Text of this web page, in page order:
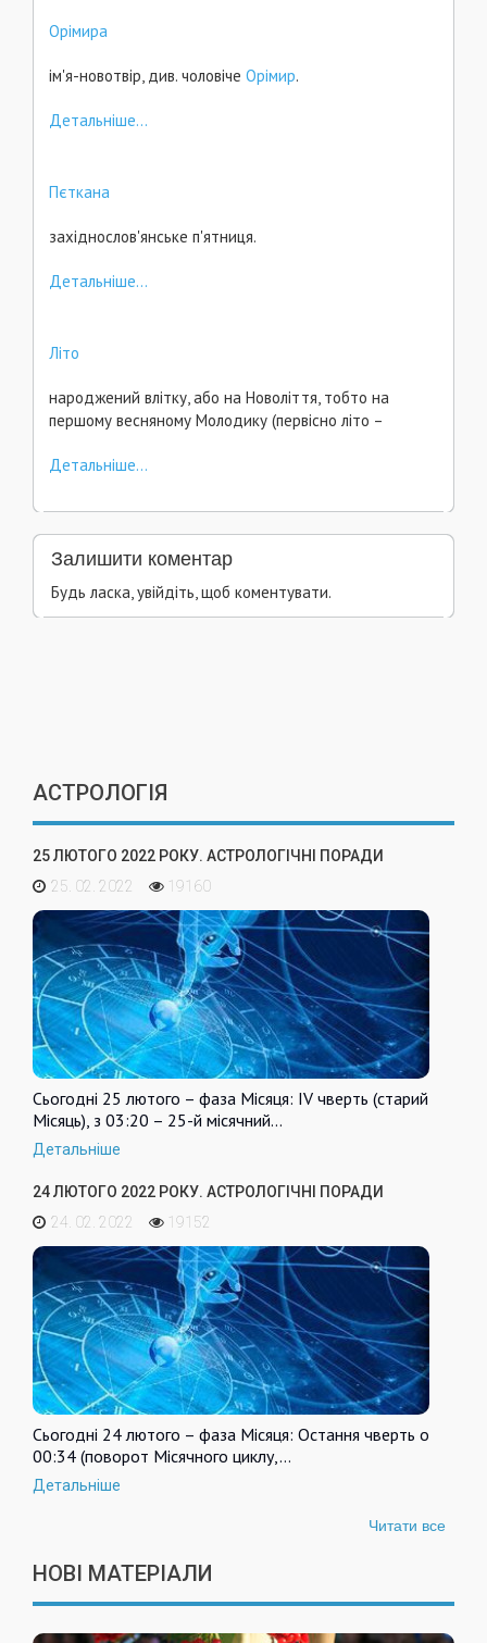
Орімира
ім'я-новотвір, див. чоловіче Орімир.
Детальніше...
Пєткана
західнослов'янське п'ятниця.
Детальніше...
Літо
народжений влітку, або на Новоліття, тобто на
першому весняному Молодику (первісно літо –
Детальніше...
Залишити коментар
Будь ласка, увійдіть, щоб коментувати.
АСТРОЛОГІЯ
25 ЛЮТОГО 2022 РОКУ. АСТРОЛОГІЧНІ ПОРАДИ
25. 02. 2022
19160
Сьогодні 25 лютого – фаза Місяця: IV чверть (старий
Місяць), з 03:20 – 25-й місячний…
Детальніше
24 ЛЮТОГО 2022 РОКУ. АСТРОЛОГІЧНІ ПОРАДИ
24. 02. 2022
19152
Сьогодні 24 лютого – фаза Місяця: Остання чверть о
00:34 (поворот Місячного циклу,…
Детальніше
Читати все
НОВІ МАТЕРІАЛИ